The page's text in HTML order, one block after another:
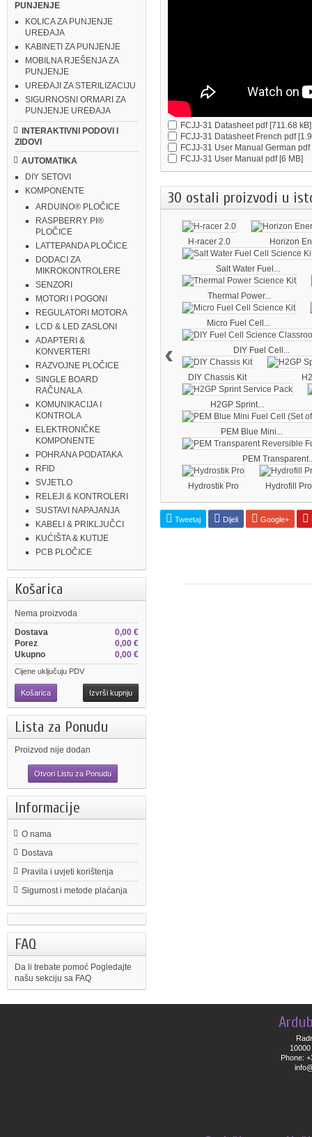
PUNJENJE
KOLICA ZA PUNJENJE
UREĐAJA
KABINETI ZA PUNJENJE
MOBILNA RJEŠENJA ZA
PUNJENJE
UREĐAJI ZA STERILIZACIJU
SIGURNOSNI ORMARI ZA
PUNJENJE UREĐAJA
INTERAKTIVNI PODOVI I
ZIDOVI
AUTOMATIKA
DIY SETOVI
KOMPONENTE
ARDUINO® PLOČICE
RASPBERRY PI®
PLOČICE
LATTEPANDA PLOČICE
DODACI ZA
MIKROKONTROLERE
SENZORI
MOTORI I POGONI
REGULATORI MOTORA
LCD & LED ZASLONI
ADAPTERI &
KONVERTERI
RAZVOJNE PLOČICE
SINGLE BOARD
RAČUNALA
KOMUNIKACIJA I
KONTROLA
ELEKTRONIČKE
KOMPONENTE
POHRANA PODATAKA
RFID
SVJETLO
RELEJI & KONTROLERI
SUSTAVI NAPAJANJA
KABELI & PRIKLJUČCI
KUĆIŠTA & KUTIJE
PCB PLOČICE
Košarica
Nema proizvoda
0,00 €
Dostava
0,00 €
Porez
0,00 €
Ukupno
Cijene uključuju PDV
Košarica Izvrši kupnju
Lista za Ponudu
Proizvod nije dodan
Otvori Listu za Ponudu
Informacije
O nama
Dostava
Pravila i uvjeti korištenja
Sigurnost i metode plaćanja
FAQ
Da li trebate pomoć Pogledajte
našu sekciju sa FAQ
FCJJ-31 Datasheet pdf [711.68 kB]
FCJJ-31 Datasheet French pdf
FCJJ-31 User Manual German pdf
FCJJ-31 User Manual pdf [6 MB]
30 ostali proizvodi u
H-racer 2.0 Horizon
Salt Water Fuel...
Thermal Power...
Micro Fuel Cell...
DIY Fuel Cell...
DIY Chassis Kit
H2GP Sprint...
PEM Blue Mini...
PEM
Hydrostik Pro Hydrofill Pro
‹
Tweetaj Dijeli Google+
Phone: